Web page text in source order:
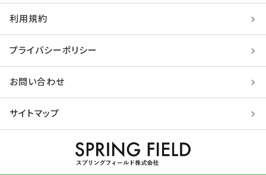
利用規約
プライバシーポリシー
お問い合わせ
サイトマップ